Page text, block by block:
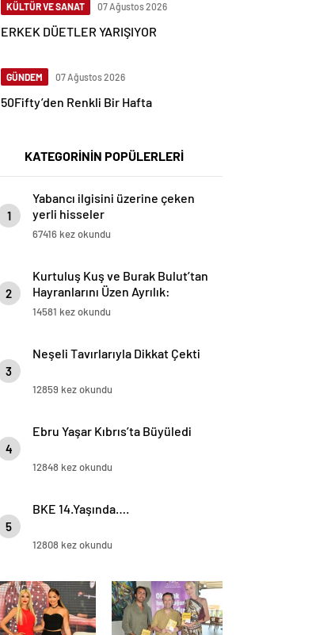
KÜLTÜR VE SANAT 07 Ağustos 2026
ERKEK DÜETLER YARIŞIYOR
GÜNDEM 07 Ağustos 2026
50Fifty’den Renkli Bir Hafta
KATEGORİNİN POPÜLERLERİ
1
Yabancı ilgisini üzerine çeken
yerli hisseler
67416 kez okundu
2
Kurtuluş Kuş ve Burak Bulut’tan
Hayranlarını Üzen Ayrılık:
“Birlikte Son Sahnede, Son
14581 kez okundu
3
Neşeli Tavırlarıyla Dikkat Çekti
12859 kez okundu
4
Ebru Yaşar Kıbrıs’ta Büyüledi
12848 kez okundu
5
BKE 14.Yaşında….
12808 kez okundu